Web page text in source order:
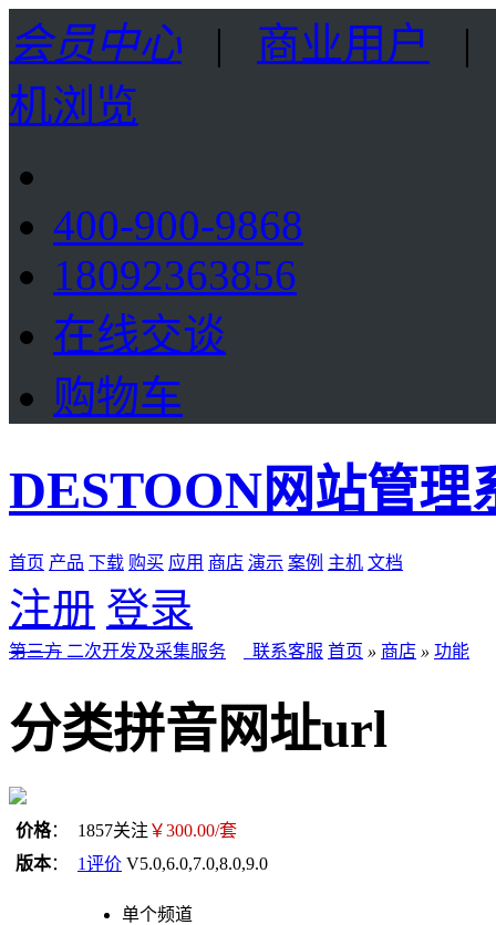
会员中心 | 商业用户
机浏览
400-900-9868
18092363856
在线交谈
购物车
DESTOON网站管理
首页 产品 下载 购买 应用 商店 演示 案例 主机 文档
注册 登录
第三方 二次开发及采集服务 联系客服 首页 » 商店 » 功能
分类拼音网址url
价格： 1857关注 ￥300.00/套
版本： 1评价 V5.0,6.0,7.0,8.0,9.0
单个频道